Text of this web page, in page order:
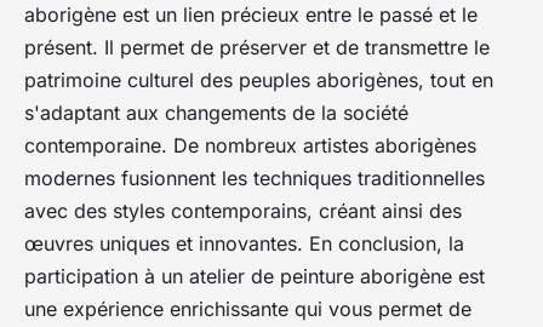
aborigène est un lien précieux entre le passé et le
présent. Il permet de préserver et de transmettre le
patrimoine culturel des peuples aborigènes, tout en
s'adaptant aux changements de la société
contemporaine. De nombreux artistes aborigènes
modernes fusionnent les techniques traditionnelles
avec des styles contemporains, créant ainsi des
œuvres uniques et innovantes. En conclusion, la
participation à un atelier de peinture aborigène est
une expérience enrichissante qui vous permet de